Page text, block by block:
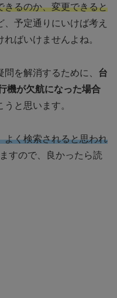
きるのか、変更できると
、予定通りにいけば考え
ばいけませんよね。
を解消するために、 台
機が欠航になった場合
うと思います。
よく検索されると思われ
すので、良かったら読